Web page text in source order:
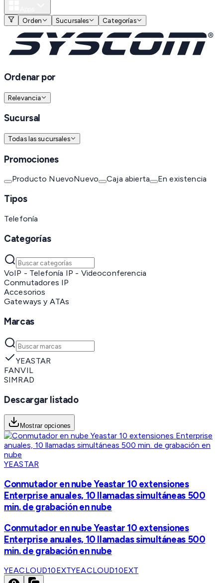
Orden
Sucursales Categorías
Ordenar por
Relevancia
Sucursal
Todas las sucursales
Promociones
Producto NuevoNuevo Caja abierta En existencia
Tipos
Telefonía
Categorías
VoIP - Telefonía IP - Videoconferencia
Conmutadores IP
Accesorios
Gateways y ATAs
Marcas
YEASTAR
FANVIL
SIMRAD
Descargar listado
Mostrar opciones
YEASTAR
Conmutador en nube Yeastar 10 extensiones
Enterprise anuales, 10 llamadas simultáneas 500
min. de grabación en nube
Conmutador en nube Yeastar 10 extensiones
Enterprise anuales, 10 llamadas simultáneas 500
min. de grabación en nube
YEACLOUD10EXTYEACLOUD10EXT